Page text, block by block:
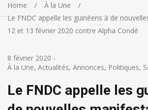
Home
À la Une
Le FNDC appelle les guinéens à de
12 et 13 février 2020 contre Alpha Condé
8 février 2020 -
À la Une, Actualités, Annonces, Politiques,
Le FNDC appelle les